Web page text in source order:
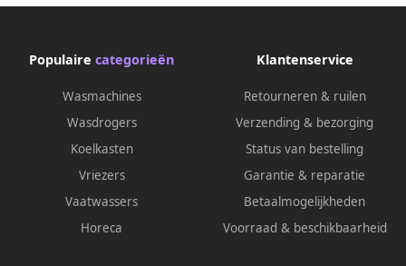
Populaire categorieën
Wasmachines
Wasdrogers
Koelkasten
Vriezers
Vaatwassers
Horeca
Klantenservice
Retourneren & ruilen
Verzending & bezorging
Status van bestelling
Garantie & reparatie
Betaalmogelijkheden
Voorraad & beschikbaarheid